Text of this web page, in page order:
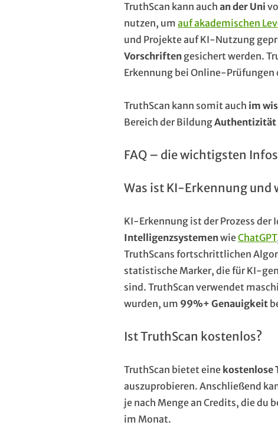
TruthScan kann auch an der Uni
nutzen, um auf akademischen
und Projekte auf KI-Nutzung
Vorschriften gesichert werden.
Erkennung bei Online-
TruthScan kann somit auch im
Bereich der BildungAuthentizität
FAQ – die wichtigsten
Was ist KI-Erkennung
KI-Erkennung ist der Prozess
IntelligenzsystemenwieChatGPT
TruthScans fortschrittlichen
statistische Marker, die für KI-
sind. TruthScan verwendet
wurden, um 99%+ Genauigkeit
Ist TruthScan kostenlos?
TruthScan bietet eine kostenlose
auszuprobieren. Anschließend
je nach Menge an Credits, die
im Monat.